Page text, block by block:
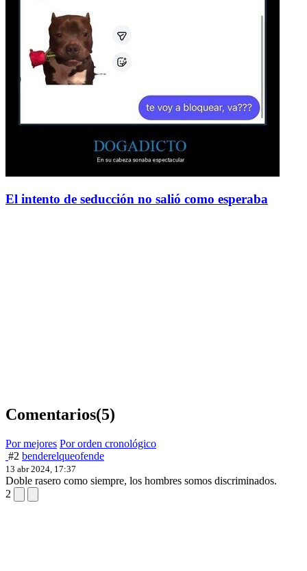
El intento de seducción no salió como esperaba
Comentarios(5)
Por mejores Por orden cronológico
#2 benderelqueofende
13 abr 2024, 17:37
Doble rasero como siempre, los hombres somos discriminados.
2